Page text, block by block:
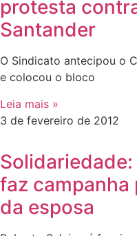
protesta
Santander
O Sindicato antecipou o
e colocou o bloco
Leia mais »
3 de fevereiro de 2012
faz campanha
da esposa